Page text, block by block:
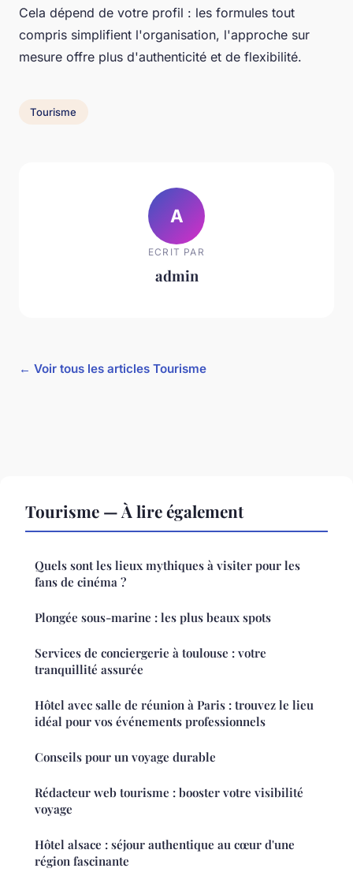
Cela dépend de votre profil : les formules tout
compris simplifient l'organisation, l'approche sur
mesure offre plus d'authenticité et de flexibilité.
Tourisme
A
ECRIT PAR
admin
← Voir tous les articles Tourisme
Tourisme — À lire également
Quels sont les lieux mythiques à visiter pour les
fans de cinéma ?
Plongée sous-marine : les plus beaux spots
Services de conciergerie à toulouse : votre
tranquillité assurée
Hôtel avec salle de réunion à Paris : trouvez le lieu
idéal pour vos événements professionnels
Conseils pour un voyage durable
Rédacteur web tourisme : booster votre visibilité
voyage
Hôtel alsace : séjour authentique au cœur d'une
région fascinante